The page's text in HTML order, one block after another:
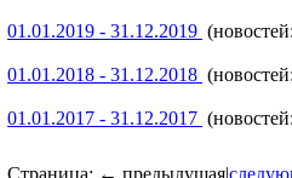
01.01.2019 - 31.12.2019
01.01.2018 - 31.12.2018
01.01.2017 - 31.12.2017